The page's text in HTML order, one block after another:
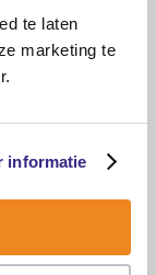
te laten
marketing te
informatie
bij
om
op
En het
te